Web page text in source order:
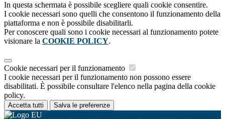
In questa schermata è possibile scegliere quali cookie consentire.
I cookie necessari sono quelli che consentono il funzionamento della
piattaforma e non è possibile disabilitarli.
Per conoscere quali sono i cookie necessari al funzionamento potete
visionare la COOKIE POLICY.
Cookie necessari per il funzionamento
I cookie necessari per il funzionamento non possono essere
disabilitati. È possibile consultare l'elenco nella pagina della cookie
policy.
Accetta tutti Salva le preferenze